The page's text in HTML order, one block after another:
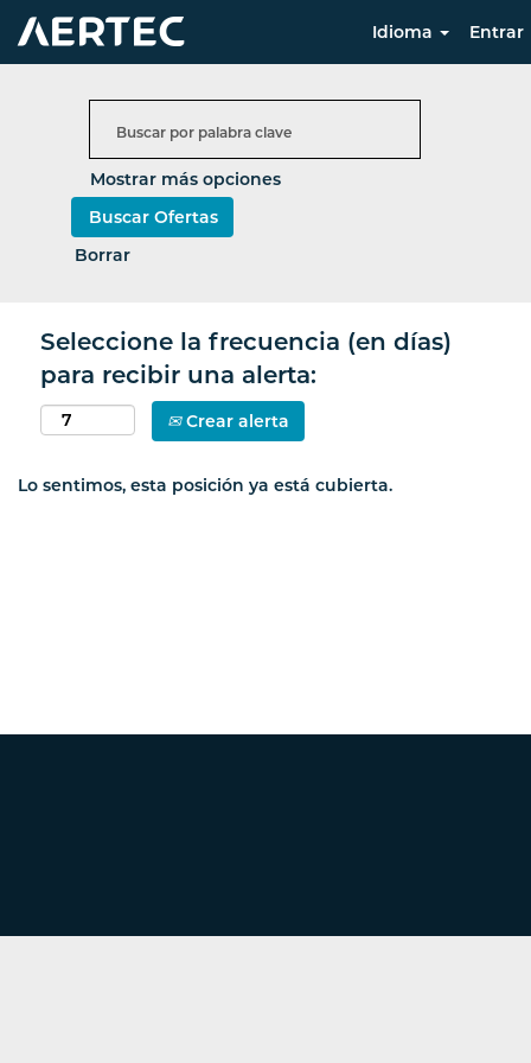
Idioma Entrar
Mostrar más opciones
Borrar
Seleccione la frecuencia (en días)
para recibir una alerta:
Crear alerta
Lo sentimos, esta posición ya está cubierta.